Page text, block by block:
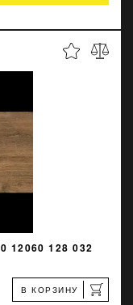
12060 128 032
В КОРЗИНУ